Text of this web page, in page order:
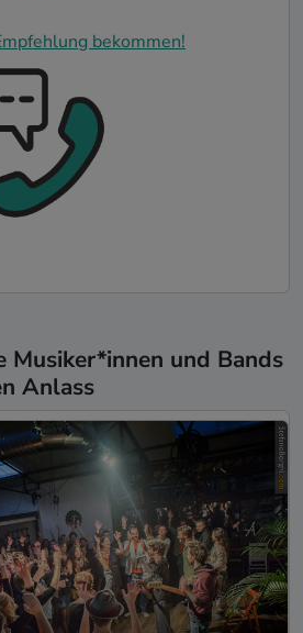
bekommen!
Musiker*innen und Bands
Anlass